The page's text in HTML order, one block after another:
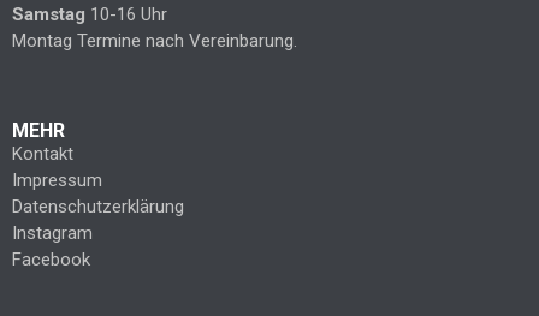
Samstag 10-16 Uhr
Montag Termine nach Vereinbarung.
MEHR
Kontakt
Impressum
Datenschutzerklärung
Instagram
Facebook